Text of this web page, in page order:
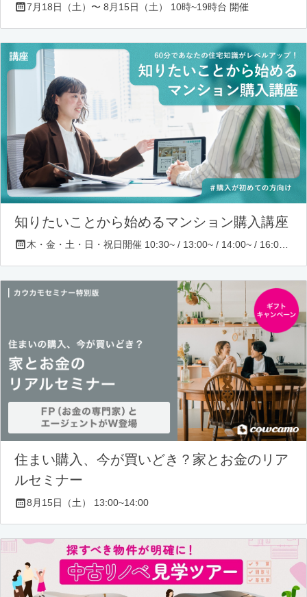
7月18日（土）〜 8月15日（土） 10時~19時台 開催
知りたいことから始めるマンション購入講座
住まい購入、今が買いどき？家とお金のリア
ルセミナー
8月15日（土） 13:00~14:00